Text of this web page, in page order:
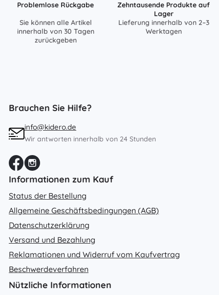
Problemlose Rückgabe
Sie können alle Artikel
innerhalb von 30 Tagen
zurückgeben
Zehntausende Produkte auf
Lager
Lieferung innerhalb von 2–3
Werktagen
Brauchen Sie Hilfe?
info@kidero.de
Wir antworten innerhalb von 24 Stunden
Informationen zum Kauf
Status der Bestellung
Allgemeine Geschäftsbedingungen (AGB)
Datenschutzerklärung
Versand und Bezahlung
Reklamationen und Widerruf vom Kaufvertrag
Beschwerdeverfahren
Nützliche Informationen